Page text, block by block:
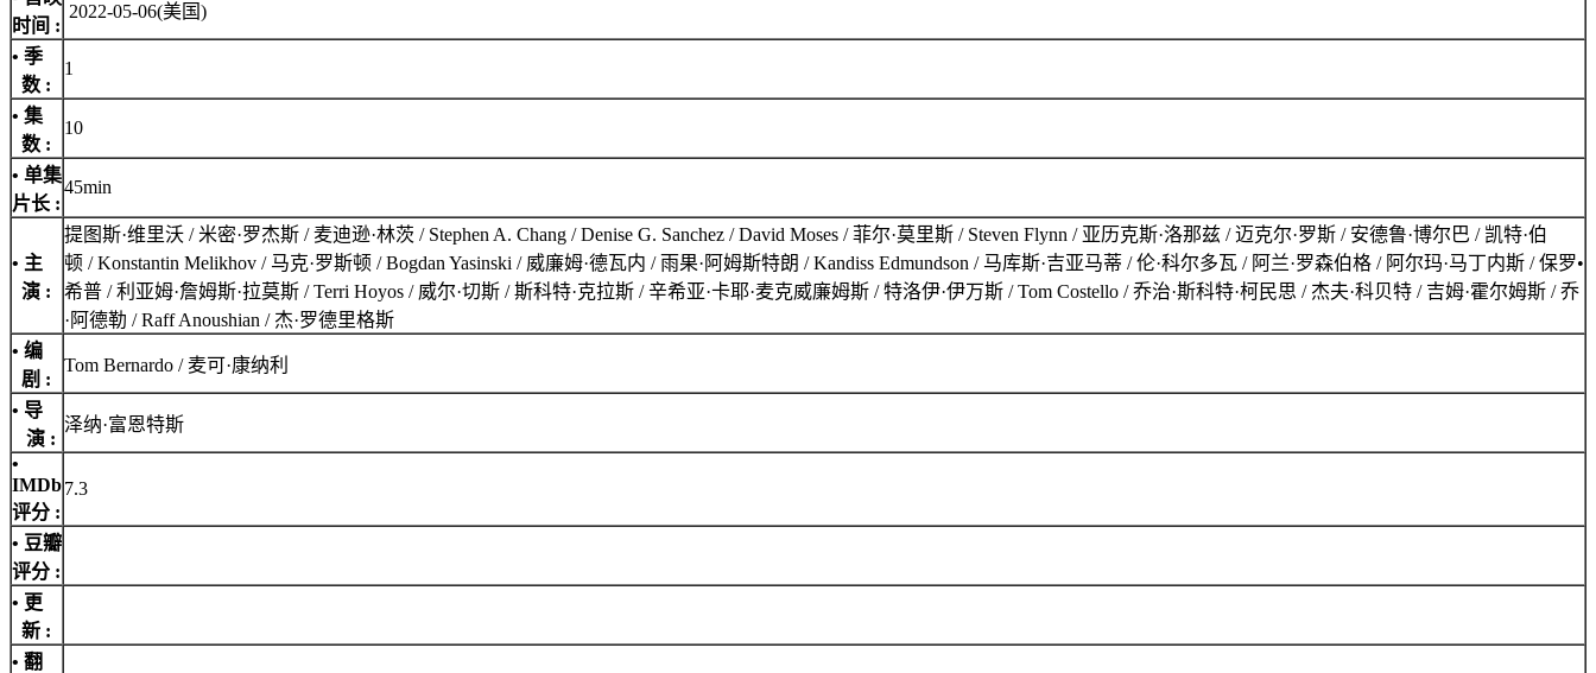
时间 :
2022-05-06(美国)
• 季
数 :
1
• 集
数 :
10
• 单集
片长 :
45min
• 主
演 :
提图斯·维里沃 / 米密·罗杰斯 / 麦迪逊·林茨 / Stephen A. Chang / Denise G. Sanchez / David Moses / 菲尔·莫里斯 / Steven Flynn / 亚历克斯·洛那兹 / 迈克尔·罗斯 / 安德鲁·博尔巴 / 凯特·伯
顿 / Konstantin Melikhov / 马克·罗斯顿 / Bogdan Yasinski / 威廉姆·德瓦内 / 雨果·阿姆斯特朗 / Kandiss Edmundson / 马库斯·吉亚马蒂 / 伦·科尔多瓦 / 阿兰·罗森伯格 / 阿尔玛·马丁内斯 / 保罗•
希普 / 利亚姆·詹姆斯·拉莫斯 / Terri Hoyos / 威尔·切斯 / 斯科特·克拉斯 / 辛希亚·卡耶·麦克威廉姆斯 / 特洛伊·伊万斯 / Tom Costello / 乔治·斯科特·柯民思 / 杰夫·科贝特 / 吉姆·霍尔姆斯 / 乔
·阿德勒 / Raff Anoushian / 杰·罗德里格斯
• 编
剧 :
Tom Bernardo / 麦可·康纳利
• 导
演 :
泽纳·富恩特斯
•
IMDb
评分 :
7.3
• 豆瓣
评分 :
• 更
新 :
• 翻